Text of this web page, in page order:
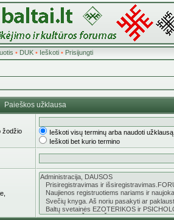
• DUK• Ieškoti• Prisijungti
Paieškos užklausa
žodžio
Ieškoti visų terminų arba naudoti užklausą
Ieškoti bet kurio termino